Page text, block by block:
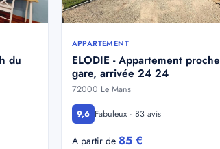
du
APPARTEMENT
ELODIE - Appartement proche
gare, arrivée 24 24
72000 Le Mans
9,6 Fabuleux · 83 avis
A partir de 85 €